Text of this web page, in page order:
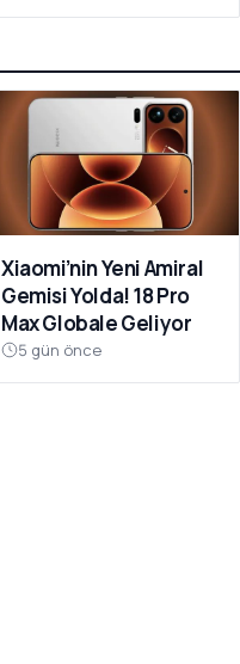
Xiaomi’nin Yeni Amiral
Gemisi Yolda! 18 Pro
Max Globale Geliyor
5 gün önce